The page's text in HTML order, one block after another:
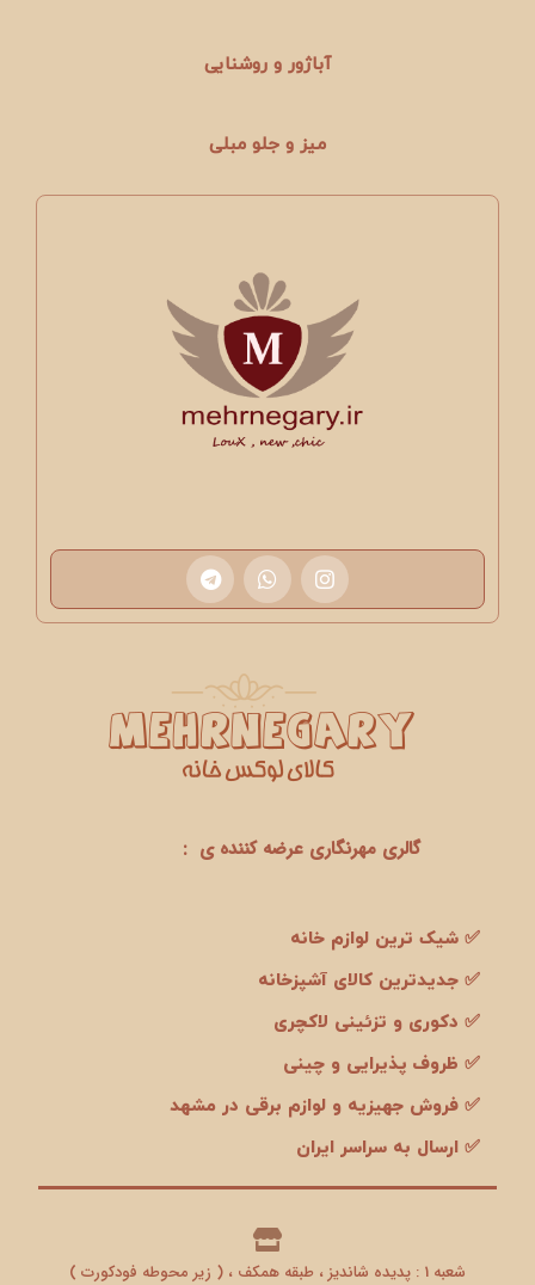
آباژور و روشنایی
میز و جلو مبلی
گالری مهرنگاری عرضه کننده ی :
✅ شیک ترین لوازم خانه
✅ جدیدترین کالای آشپزخانه
✅ دکوری و تزئینی لاکچری
✅ ظروف پذیرایی و چینی
✅ فروش جهیزیه و لوازم برقی در مشهد
✅ ارسال به سراسر ایران
شعبه 1 : پدیده شاندیز ، طبقه همکف ، ( زیر محوطه فودکورت )